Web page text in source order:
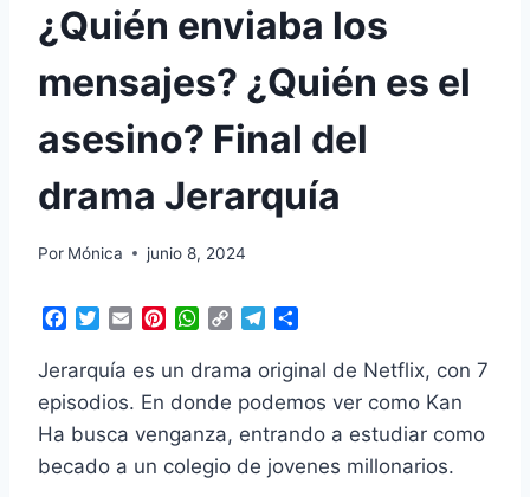
¿Quién enviaba los
mensajes? ¿Quién es el
asesino? Final del
drama Jerarquía
Por Mónica junio 8, 2024
c
b
o
o
i
t
t
e
r
a
l
n
e
r
e
W
a
s
A
p
p
C
p
L
n
l
e
g
r
a
m
m
a
r
t
Jerarquía es un drama original de Netflix, con 7
episodios. En donde podemos ver como Kan
Ha busca venganza, entrando a estudiar como
becado a un colegio de jovenes millonarios.